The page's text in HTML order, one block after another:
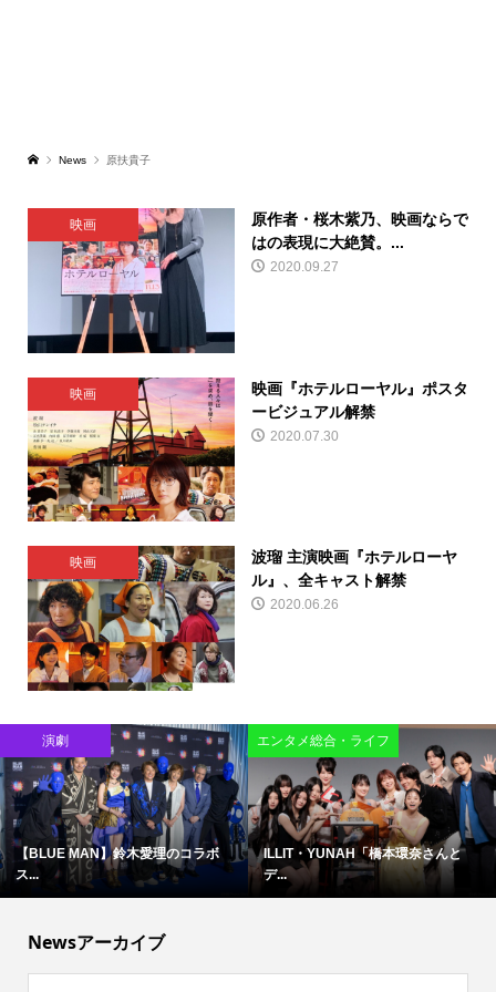
News 原扶貴子
映画
原作者・桜木紫乃、映画ならで
はの表現に大絶賛。...
2020.09.27
映画
映画『ホテルローヤル』ポスタ
ービジュアル解禁
2020.07.30
映画
波瑠 主演映画『ホテルローヤ
ル』、全キャスト解禁
2020.06.26
演劇
【BLUE MAN】鈴木愛理のコラボ
ス...
エンタメ総合・ライフ
ILLIT・YUNAH「橋本環奈さんと
デ...
Newsアーカイブ